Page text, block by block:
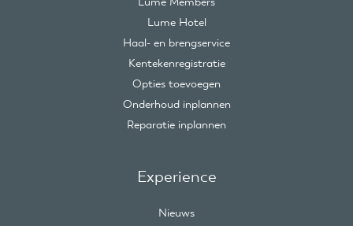
Lume Hotel
Haal- en brengservice
Kentekenregistratie
Opties toevoegen
Onderhoud inplannen
Reparatie inplannen
Experience
Nieuws